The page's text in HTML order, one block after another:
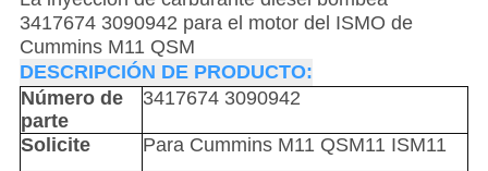
3417674 3090942 para el motor del ISMO de
Cummins M11 QSM
DESCRIPCIÓN DE PRODUCTO:
Número de
parte
3417674 3090942
Solicite
Para Cummins M11 QSM11 ISM11